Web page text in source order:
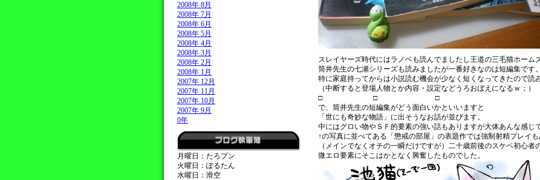
2008年 8月
2008年 7月
2008年 6月
2008年 5月
2008年 4月
2008年 3月
2008年 2月
2008年 1月
2007年 12月
2007年 11月
2007年 10月
2007年 9月
0年
月曜日：たろプン
火曜日：ぽるたん
水曜日：滑空
スレイヤーズ時代にはラノベも読んでましたし王道の三毛猫ホーム
筒井先生の七瀬シリーズも読みましたが一番好きなのは短編集です
特に家庭持ってからは小説読む機会が少なく短くなってきたので読
（中断すると登場人物とか内容・設定などうろおぼえになるｗ；）
□ □ □
で、筒井先生の短編集がどう面白いかといいますと
「世にも奇妙な物語」に出そうなお話が並びます。
中にはグロい物やＳＦ的要素の強い話もありますが大体あんな感じ
↑の写真に並べてある「懲戒の部屋」の表題作では強制射精プレイ
（メインでなくオチの一瞬だけですが）二十歳前後のスケベ初心者
微エロ要素にそこはかとなく興奮したものでした。